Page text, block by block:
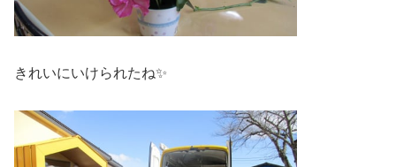
きれいにいけられたね✨